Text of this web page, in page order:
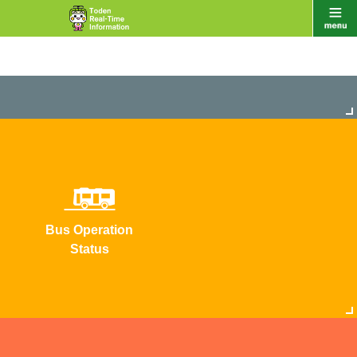
Bus Operation
Status